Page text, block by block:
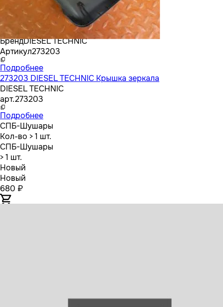
БрендDIESEL TECHNIC
Артикул273203
Подробнее
273203 DIESEL TECHNIC Крышка зеркала
DIESEL TECHNIC
арт.273203
Подробнее
СПБ-Шушары
Кол-во > 1 шт.
СПБ-Шушары
> 1 шт.
Новый
Новый
680 ₽